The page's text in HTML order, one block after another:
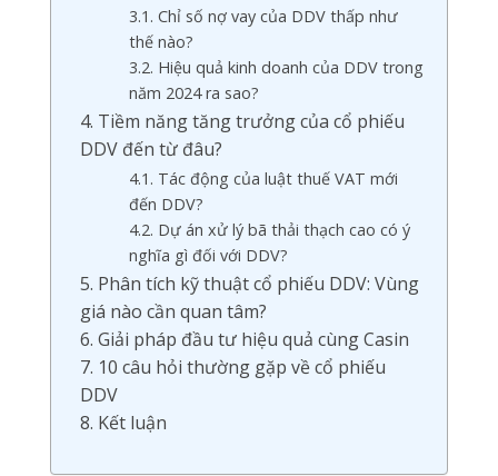
3.1. Chỉ số nợ vay của DDV thấp như
thế nào?
3.2. Hiệu quả kinh doanh của DDV trong
năm 2024 ra sao?
4. Tiềm năng tăng trưởng của cổ phiếu
DDV đến từ đâu?
4.1. Tác động của luật thuế VAT mới
đến DDV?
4.2. Dự án xử lý bã thải thạch cao có ý
nghĩa gì đối với DDV?
5. Phân tích kỹ thuật cổ phiếu DDV: Vùng
giá nào cần quan tâm?
6. Giải pháp đầu tư hiệu quả cùng Casin
7. 10 câu hỏi thường gặp về cổ phiếu
DDV
8. Kết luận